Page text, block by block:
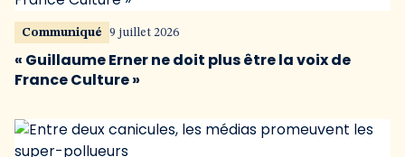
Communiqué 9 juillet 2026
« Guillaume Erner ne doit plus être la voix de
France Culture »